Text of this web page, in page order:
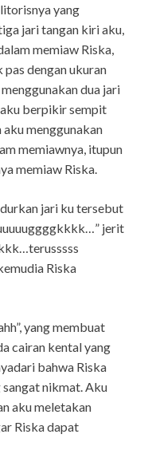
yang
jari tangan kiri aku,
memiaw Riska,
dengan ukuran
dua jari
berpikir sempit
menggunakan
memiawnya, itupun
memiaw Riska.
jari ku tersebut
jerit
Riska
yang membuat
cairan kental yang
bahwa Riska
sangat nikmat. Aku
aku meletakan
Riska dapat